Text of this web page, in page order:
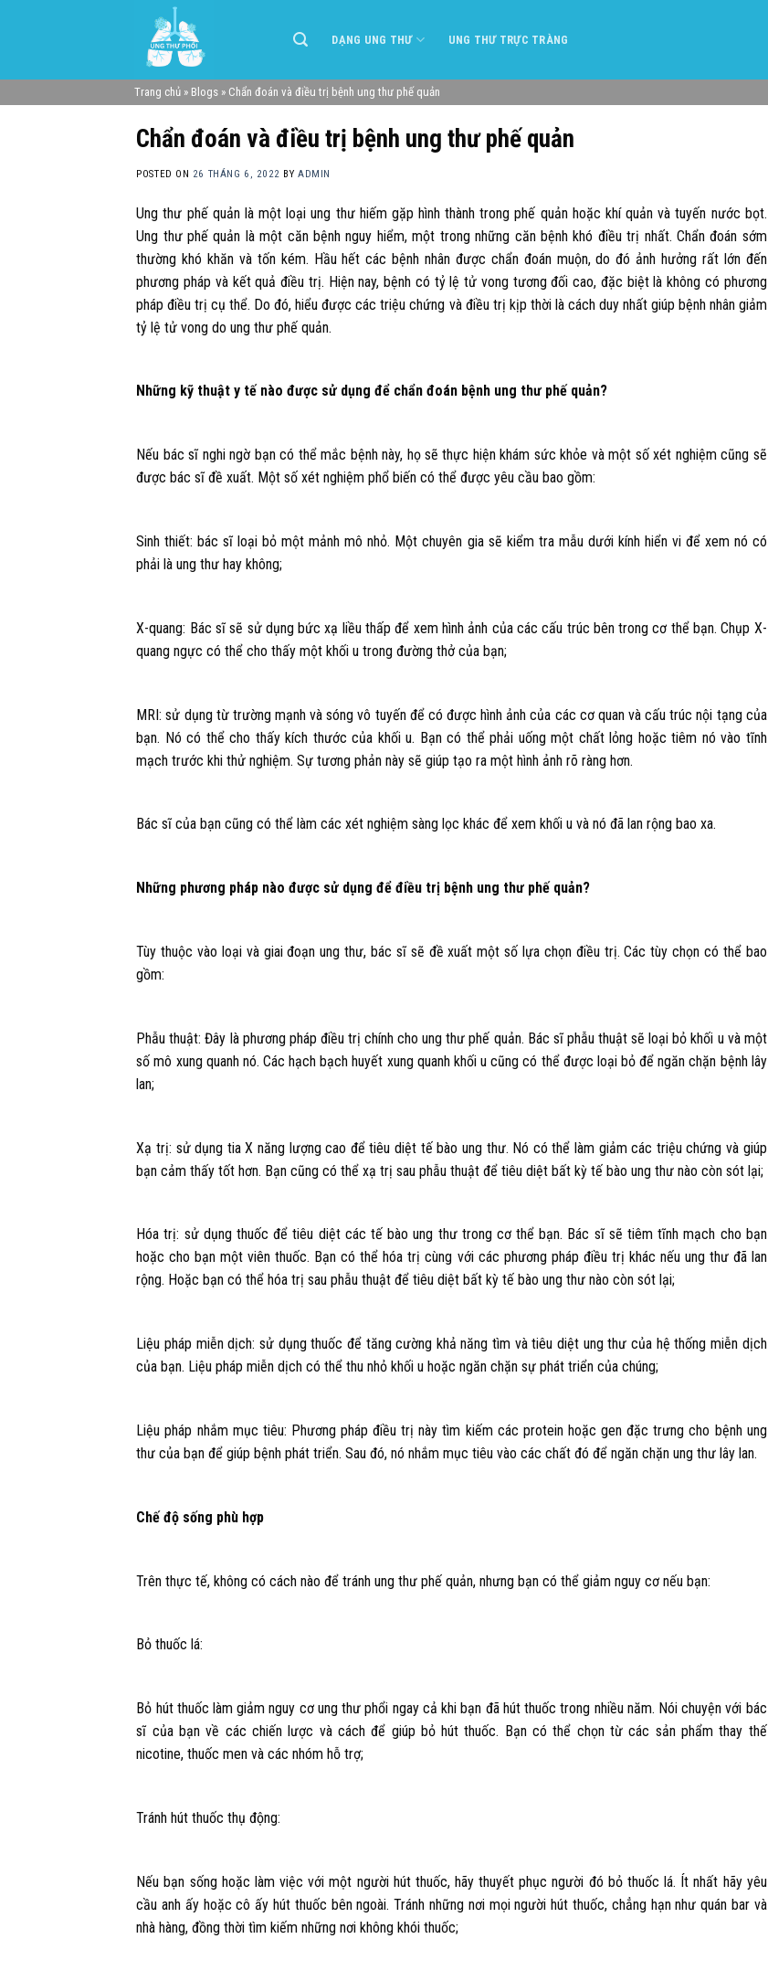
DẠNG UNG THƯ UNG THƯ TRỰC TRÀNG
Trang chủ » Blogs » Chẩn đoán và điều trị bệnh ung thư phế quản
Chẩn đoán và điều trị bệnh ung thư phế quản
POSTED ON 26 THÁNG 6, 2022 BYADMIN
Ung thư phế quản là một loại ung thư hiếm gặp hình thành trong phế quản hoặc khí quản và tuyến nước bọt.
Ung thư phế quản là một căn bệnh nguy hiểm, một trong những căn bệnh khó điều trị nhất. Chẩn đoán sớm
thường khó khăn và tốn kém. Hầu hết các bệnh nhân được chẩn đoán muộn, do đó ảnh hưởng rất lớn đến
phương pháp và kết quả điều trị. Hiện nay, bệnh có tỷ lệ tử vong tương đối cao, đặc biệt là không có phương
pháp điều trị cụ thể. Do đó, hiểu được các triệu chứng và điều trị kịp thời là cách duy nhất giúp bệnh nhân giảm
tỷ lệ tử vong do ung thư phế quản.
Những kỹ thuật y tế nào được sử dụng để chẩn đoán bệnh ung thư phế quản?
Nếu bác sĩ nghi ngờ bạn có thể mắc bệnh này, họ sẽ thực hiện khám sức khỏe và một số xét nghiệm cũng sẽ
được bác sĩ đề xuất. Một số xét nghiệm phổ biến có thể được yêu cầu bao gồm:
Sinh thiết: bác sĩ loại bỏ một mảnh mô nhỏ. Một chuyên gia sẽ kiểm tra mẫu dưới kính hiển vi để xem nó có
phải là ung thư hay không;
X-quang: Bác sĩ sẽ sử dụng bức xạ liều thấp để xem hình ảnh của các cấu trúc bên trong cơ thể bạn. Chụp X-
quang ngực có thể cho thấy một khối u trong đường thở của bạn;
MRI: sử dụng từ trường mạnh và sóng vô tuyến để có được hình ảnh của các cơ quan và cấu trúc nội tạng của
bạn. Nó có thể cho thấy kích thước của khối u. Bạn có thể phải uống một chất lỏng hoặc tiêm nó vào tĩnh
mạch trước khi thử nghiệm. Sự tương phản này sẽ giúp tạo ra một hình ảnh rõ ràng hơn.
Bác sĩ của bạn cũng có thể làm các xét nghiệm sàng lọc khác để xem khối u và nó đã lan rộng bao xa.
Những phương pháp nào được sử dụng để điều trị bệnh ung thư phế quản?
Tùy thuộc vào loại và giai đoạn ung thư, bác sĩ sẽ đề xuất một số lựa chọn điều trị. Các tùy chọn có thể bao
gồm:
Phẫu thuật: Đây là phương pháp điều trị chính cho ung thư phế quản. Bác sĩ phẫu thuật sẽ loại bỏ khối u và một
số mô xung quanh nó. Các hạch bạch huyết xung quanh khối u cũng có thể được loại bỏ để ngăn chặn bệnh lây
lan;
Xạ trị: sử dụng tia X năng lượng cao để tiêu diệt tế bào ung thư. Nó có thể làm giảm các triệu chứng và giúp
bạn cảm thấy tốt hơn. Bạn cũng có thể xạ trị sau phẫu thuật để tiêu diệt bất kỳ tế bào ung thư nào còn sót lại;
Hóa trị: sử dụng thuốc để tiêu diệt các tế bào ung thư trong cơ thể bạn. Bác sĩ sẽ tiêm tĩnh mạch cho bạn
hoặc cho bạn một viên thuốc. Bạn có thể hóa trị cùng với các phương pháp điều trị khác nếu ung thư đã lan
rộng. Hoặc bạn có thể hóa trị sau phẫu thuật để tiêu diệt bất kỳ tế bào ung thư nào còn sót lại;
Liệu pháp miễn dịch: sử dụng thuốc để tăng cường khả năng tìm và tiêu diệt ung thư của hệ thống miễn dịch
của bạn. Liệu pháp miễn dịch có thể thu nhỏ khối u hoặc ngăn chặn sự phát triển của chúng;
Liệu pháp nhắm mục tiêu: Phương pháp điều trị này tìm kiếm các protein hoặc gen đặc trưng cho bệnh ung
thư của bạn để giúp bệnh phát triển. Sau đó, nó nhắm mục tiêu vào các chất đó để ngăn chặn ung thư lây lan.
Chế độ sống phù hợp
Trên thực tế, không có cách nào để tránh ung thư phế quản, nhưng bạn có thể giảm nguy cơ nếu bạn:
Bỏ thuốc lá:
Bỏ hút thuốc làm giảm nguy cơ ung thư phổi ngay cả khi bạn đã hút thuốc trong nhiều năm. Nói chuyện với bác
sĩ của bạn về các chiến lược và cách để giúp bỏ hút thuốc. Bạn có thể chọn từ các sản phẩm thay thế
nicotine, thuốc men và các nhóm hỗ trợ;
Tránh hút thuốc thụ động:
Nếu bạn sống hoặc làm việc với một người hút thuốc, hãy thuyết phục người đó bỏ thuốc lá. Ít nhất hãy yêu
cầu anh ấy hoặc cô ấy hút thuốc bên ngoài. Tránh những nơi mọi người hút thuốc, chẳng hạn như quán bar và
nhà hàng, đồng thời tìm kiếm những nơi không khói thuốc;